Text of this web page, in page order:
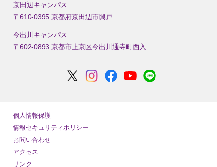
京田辺キャンパス
〒610-0395 京都府京田辺市興戸
今出川キャンパス
〒602-0893 京都市上京区今出川通寺町西入
個人情報保護
情報セキュリティポリシー
お問い合わせ
アクセス
リンク